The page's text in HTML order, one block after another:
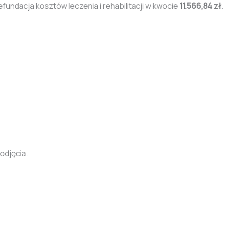
kosztów leczenia i rehabilitacji w kwocie 11.566,84 zł.